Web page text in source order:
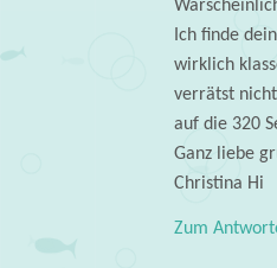
Ich finde
wirklich
verrätst
auf die 320
Ganz liebe
Christina Hi
Zum